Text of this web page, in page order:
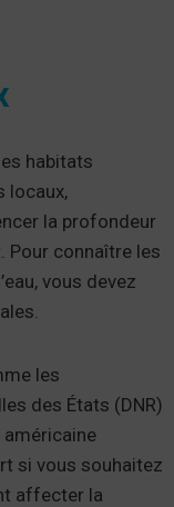
habitats
locaux,
la profondeur
Pour connaître les
vous devez
les
des États (DNR)
américaine
si vous souhaitez
affecter la